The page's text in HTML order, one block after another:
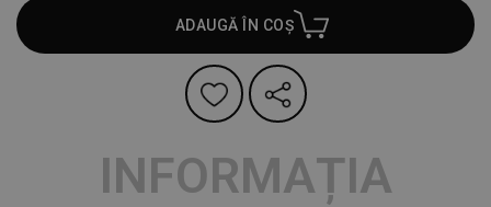
ADAUGĂ ÎN COȘ
INFORMAȚIA